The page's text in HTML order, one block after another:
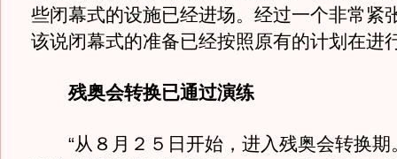
些闭幕式的设施已经进场。经过一个非常紧
该说闭幕式的准备已经按照原有的计划在进
残奥会转换已通过演练
“从８月２５日开始，进入残奥会转换期